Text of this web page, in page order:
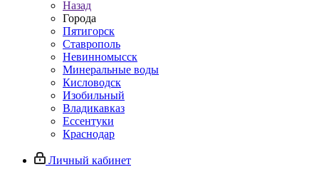
Назад
Города
Пятигорск
Ставрополь
Невинномысск
Минеральные воды
Кисловодск
Изобильный
Владикавказ
Ессентуки
Краснодар
Личный кабинет